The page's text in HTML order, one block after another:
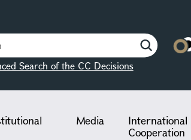
Search of the CC Decisions
Media
International
Cooperation